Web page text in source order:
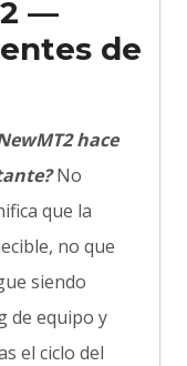
—
de
hace
No
que la
no que
siendo
de equipo y
el ciclo del